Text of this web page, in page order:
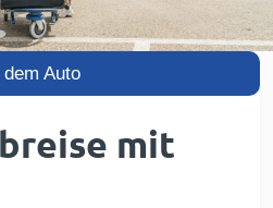
dem Auto
mit